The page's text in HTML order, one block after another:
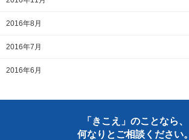
2016年8月
2016年7月
2016年6月
「きこえ」のことなら、
何なりとご相談ください。